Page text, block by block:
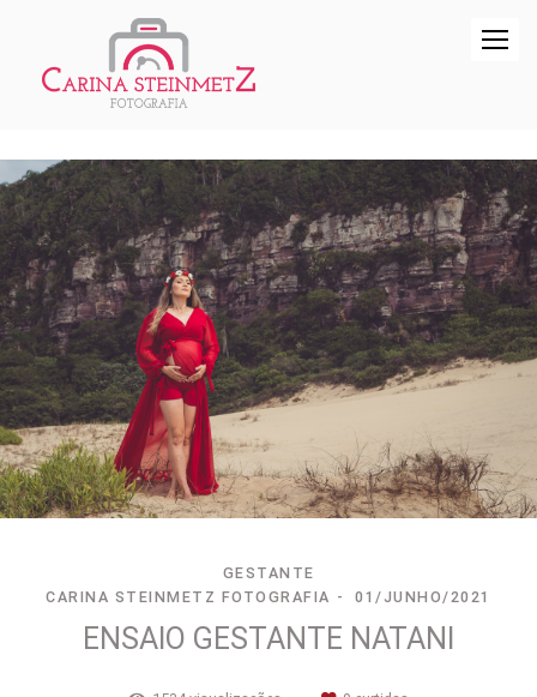
GESTANTE
CARINA STEINMETZ FOTOGRAFIA
01/JUNHO/2021
ENSAIO GESTANTE NATANI